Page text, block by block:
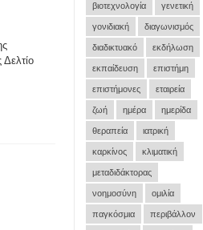
βιοτεχνολογία γενετική
γονιδιακή διαγωνισμός
διαδικτυακό εκδήλωση
εκπαίδευση επιστήμη
επιστήμονες εταιρεία
ζωή ημέρα ημερίδα
θεραπεία ιατρική
καρκίνος κλιματική
μεταδιδάκτορας
νοημοσύνη ομιλία
παγκόσμια περιβάλλον